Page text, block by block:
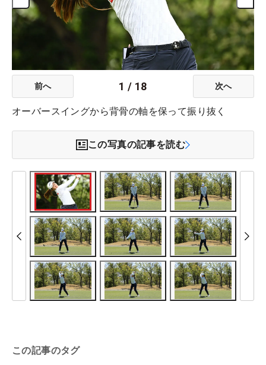
前へ 1 / 18 次へ
オーバースイングから背骨の軸を保って振り抜く
この写真の記事を読む
この記事のタグ